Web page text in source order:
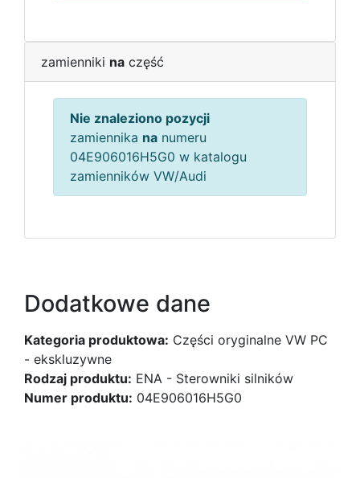
zamienniki na część
Nie znaleziono pozycji
zamiennika na numeru
04E906016H5G0 w katalogu
zamienników VW/Audi
Dodatkowe dane
Kategoria produktowa: Części oryginalne VW PC
- ekskluzywne
Rodzaj produktu: ENA - Sterowniki silników
Numer produktu: 04E906016H5G0